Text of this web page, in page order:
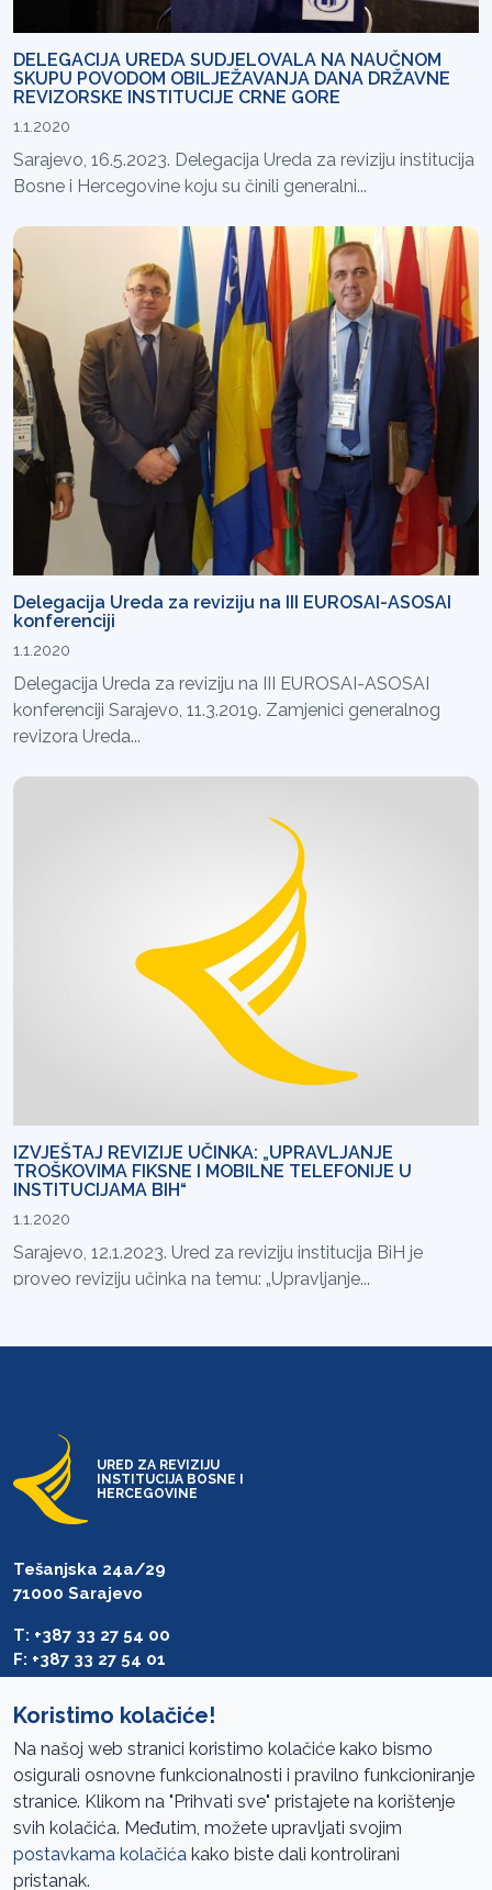
DELEGACIJA UREDA SUDJELOVALA NA NAUČNOM
SKUPU POVODOM OBILJEŽAVANJA DANA DRŽAVNE
REVIZORSKE INSTITUCIJE CRNE GORE
1.1.2020
Sarajevo, 16.5.2023. Delegacija Ureda za reviziju institucija
Bosne i Hercegovine koju su činili generalni...
Delegacija Ureda za reviziju na III EUROSAI-ASOSAI
konferenciji
1.1.2020
Delegacija Ureda za reviziju na III EUROSAI-ASOSAI
konferenciji Sarajevo, 11.3.2019. Zamjenici generalnog
revizora Ureda...
IZVJEŠTAJ REVIZIJE UČINKA: „UPRAVLJANJE
TROŠKOVIMA FIKSNE I MOBILNE TELEFONIJE U
INSTITUCIJAMA BIH“
1.1.2020
Sarajevo, 12.1.2023. Ured za reviziju institucija BiH je
proveo reviziju učinka na temu: „Upravljanje...
URED ZA REVIZIJU
INSTITUCIJA BOSNE I
HERCEGOVINE
Tešanjska 24a/29
71000 Sarajevo
T: +387 33 27 54 00
F: +387 33 27 54 01
Pristup informacijama
Mapa sajta
Oglasi
Koristimo kolačiće!
Na našoj web stranici koristimo kolačiće kako bismo
osigurali osnovne funkcionalnosti i pravilno funkcioniranje
stranice. Klikom na "Prihvati sve" pristajete na korištenje
svih kolačića. Međutim, možete upravljati svojim
postavkama kolačića kako biste dali kontrolirani
pristanak.